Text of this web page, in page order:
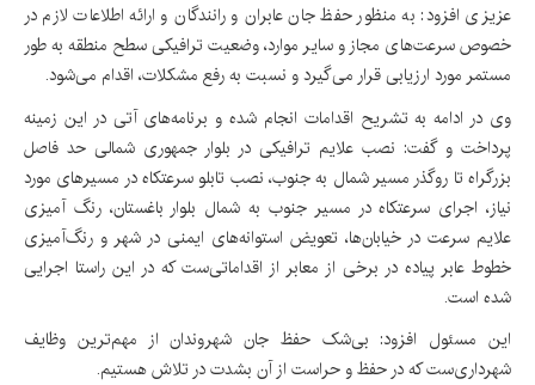
عزیزی افزود: به منظور حفظ جان عابران و رانندگان و ارائه اطلاعات لازم در
خصوص سرعت‌های مجاز و سایر موارد، وضعیت ترافیکی سطح منطقه به طور
مستمر مورد ارزیابی قرار می‌گیرد و نسبت به رفع مشکلات، اقدام می‌شود.
وی در ادامه به تشریح اقدامات انجام شده و برنامه‌های آتی در این زمینه
پرداخت و گفت: نصب علایم ترافیکی در بلوار جمهوری شمالی حد فاصل
بزرگراه تا روگذر مسیر شمال به جنوب، نصب تابلو سرعتکاه در مسیرهای مورد
نیاز، اجرای سرعتکاه در مسیر جنوب به شمال بلوار باغستان، رنگ آمیزی
علایم سرعت در خیابان‌ها، تعویض استوانه‌های ایمنی در شهر و رنگ‌آمیزی
خطوط عابر پیاده در برخی از معابر از اقداماتی‌ست که در این راستا اجرایی
شده است.
این مسئول افزود: بی‌شک حفظ جان شهروندان از مهم‌ترین وظایف
شهرداری‌ست که در حفظ و حراست از آن بشدت در تلاش هستیم.